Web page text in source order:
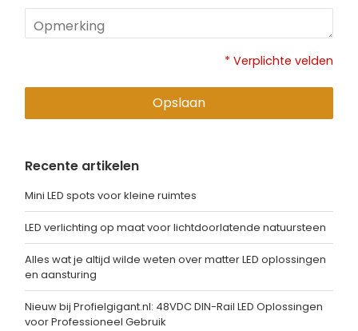
* Verplichte velden
Opslaan
Recente artikelen
Mini LED spots voor kleine ruimtes
LED verlichting op maat voor lichtdoorlatende natuursteen
Alles wat je altijd wilde weten over matter LED oplossingen
en aansturing
Nieuw bij Profielgigant.nl: 48VDC DIN-Rail LED Oplossingen
voor Professioneel Gebruik